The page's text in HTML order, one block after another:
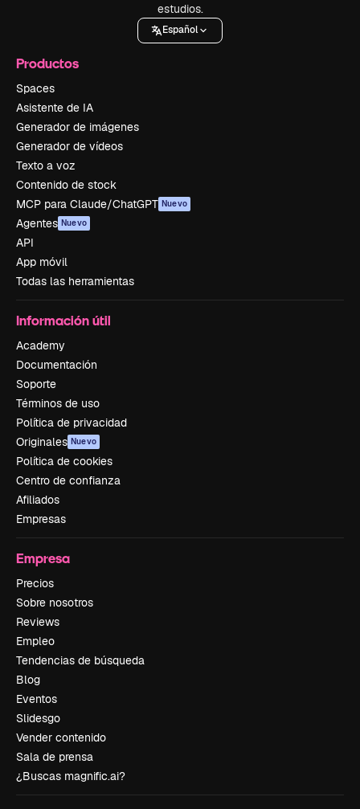
estudios.
Español
Productos
Spaces
Asistente de IA
Generador de imágenes
Generador de vídeos
Texto a voz
Contenido de stock
MCP para Claude/ChatGPT Nuevo
Agentes Nuevo
API
App móvil
Todas las herramientas
Información útil
Academy
Documentación
Soporte
Términos de uso
Política de privacidad
Originales Nuevo
Política de cookies
Centro de confianza
Afiliados
Empresas
Empresa
Precios
Sobre nosotros
Reviews
Empleo
Tendencias de búsqueda
Blog
Eventos
Slidesgo
Vender contenido
Sala de prensa
¿Buscas magnific.ai?